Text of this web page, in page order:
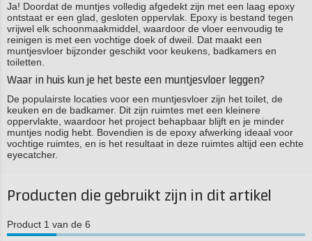
Ja! Doordat de muntjes volledig afgedekt zijn met een laag epoxy
ontstaat er een glad, gesloten oppervlak. Epoxy is bestand tegen
vrijwel elk schoonmaakmiddel, waardoor de vloer eenvoudig te
reinigen is met een vochtige doek of dweil. Dat maakt een
muntjesvloer bijzonder geschikt voor keukens, badkamers en
toiletten.
Waar in huis kun je het beste een muntjesvloer leggen?
De populairste locaties voor een muntjesvloer zijn het toilet, de
keuken en de badkamer. Dit zijn ruimtes met een kleinere
oppervlakte, waardoor het project behapbaar blijft en je minder
muntjes nodig hebt. Bovendien is de epoxy afwerking ideaal voor
vochtige ruimtes, en is het resultaat in deze ruimtes altijd een echte
eyecatcher.
Producten die gebruikt zijn in dit artikel
Product 1 van de 6